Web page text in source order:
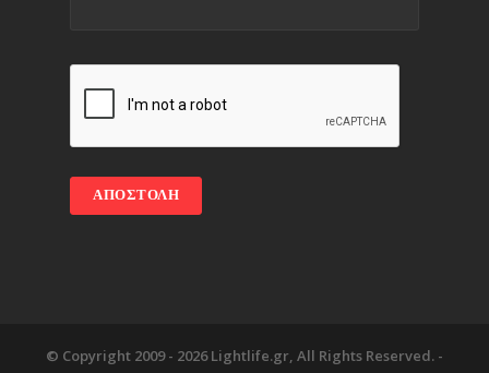
© Copyright 2009 - 2026 Lightlife.gr, All Rights Reserved. -